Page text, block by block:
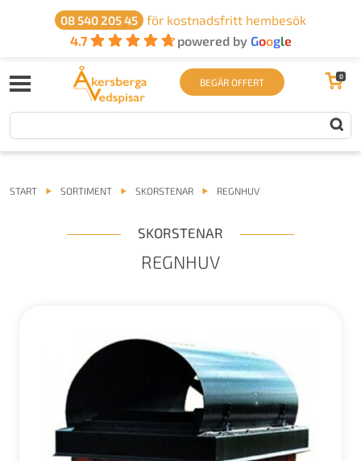
08 540 205 45
för kostnadsfritt hembesök
4.7
powered by Google
BEGÄR OFFERT 0
START SORTIMENT SKORSTENAR REGNHUV
SKORSTENAR
REGNHUV